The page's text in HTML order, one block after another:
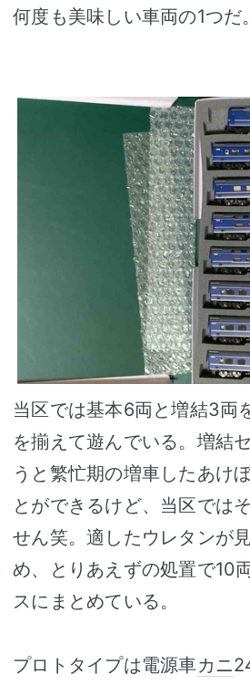
何度も美味しい車両の1つだ。
当区では基本6両と増結3両
を揃えて遊んでいる。増結
うと繁忙期の増車したあけ
とができるけど、当区では
せん笑。適したウレタンが
め、とりあえずの処置で10
スにまとめている。
プロトタイプは電源車カニ